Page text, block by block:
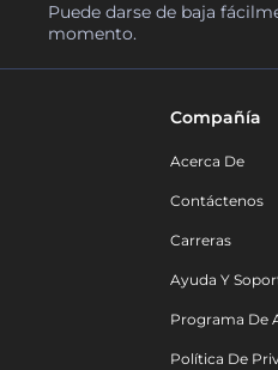
Puede darse de baja
momento.
Compañía
Acerca De
Contáctenos
Carreras
Ayuda Y
Programa De
Política De